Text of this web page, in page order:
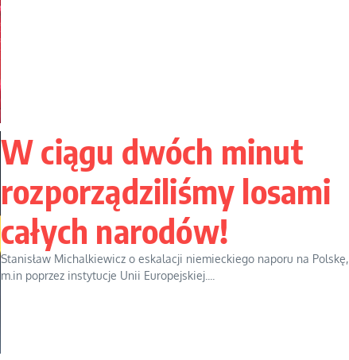
W ciągu dwóch minut
rozporządziliśmy losami
całych narodów!
Stanisław Michalkiewicz o eskalacji niemieckiego naporu na Polskę,
m.in poprzez instytucje Unii Europejskiej....